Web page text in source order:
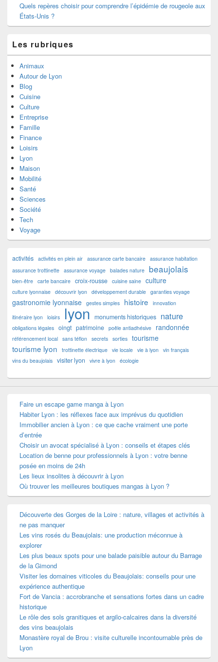
Quels repères choisir pour comprendre l’épidémie de rougeole aux
États-Unis ?
Les rubriques
Animaux
Autour de Lyon
Blog
Cuisine
Culture
Entreprise
Famille
Finance
Loisirs
Lyon
Maison
Mobilité
Santé
Sciences
Société
Tech
Voyage
activités activités en plein air assurance carte bancaire assurance habitation
assurance trottinette assurance voyage balades nature beaujolais
bien-être carte bancaire croix-rousse cuisine saine culture
culture lyonnaise découvrir lyon développement durable garanties voyage
gastronomie lyonnaise gestes simples histoire
innovation
itinéraire lyon loisirs lyon monuments historiques nature
obligations légales oingt patrimoine poêle antiadhésive randonnée
référencement local sans téflon secrets sorties tourisme
tourisme lyon trottinette électrique vie locale vie à lyon vin français
vins du beaujolais visiter lyon vivre à lyon écologie
Faire un escape game manga à Lyon
Habiter Lyon : les réflexes face aux imprévus du quotidien
Immobilier ancien à Lyon : ce que cache vraiment une porte
d’entrée
Choisir un avocat spécialisé à Lyon : conseils et étapes clés
Location de benne pour professionnels à Lyon : votre benne
posée en moins de 24h
Les lieux insolites à découvrir à Lyon
Où trouver les meilleures boutiques mangas à Lyon ?
Découverte des Gorges de la Loire : nature, villages et activités à
ne pas manquer
Les vins rosés du Beaujolais: une production méconnue à
explorer
Les plus beaux spots pour une balade paisible autour du Barrage
de la Gimond
Visiter les domaines viticoles du Beaujolais: conseils pour une
expérience authentique
Fort de Vancia : accrobranche et sensations fortes dans un cadre
historique
Le rôle des sols granitiques et argilo-calcaires dans la diversité
des vins beaujolais
Monastère royal de Brou : visite culturelle incontournable près de
Lyon